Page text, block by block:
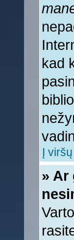
kad
Į viršų
» Ar